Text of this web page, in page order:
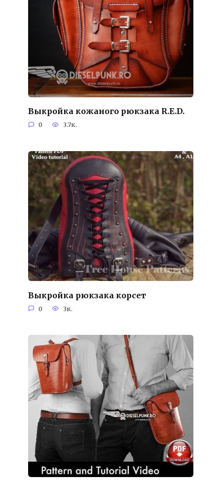
Выкройка кожаного рюкзака R.E.D.
0 3.7к.
Выкройка рюкзака корсет
0 3к.